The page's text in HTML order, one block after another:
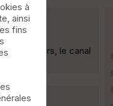
le canal
à
ainsi
fins